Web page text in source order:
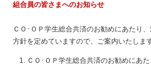
組合員の皆さまへのお知らせ
ＣＯ･ＯＰ学生総合共済のお勧めにあたり
方針を定めていますので、ご案内いたします
ＣＯ･ＯＰ学生総合共済のお勧めにあ